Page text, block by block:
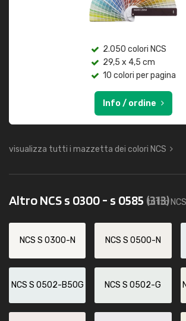
2.050 colori NCS
29,5 x 4,5 cm
10 colori per pagina
Info / ordine
visualizza tutti i mazzetta dei colori NCS
Altro NCS s 0300 - s 0585 (313)
tutto
NCS S 0300-N NCS S 0500-N
NCS S 0502-B50G NCS S 0502-G